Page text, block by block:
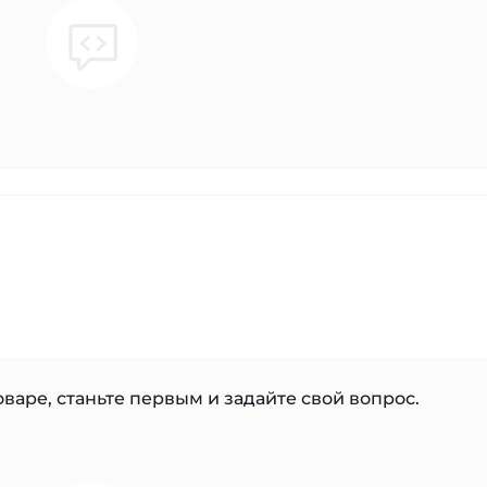
станьте первым и задайте свой вопрос.